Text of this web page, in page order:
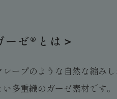
ーゼ®とは＞
ープのような自然な縮みし
多重織のガーゼ素材です。